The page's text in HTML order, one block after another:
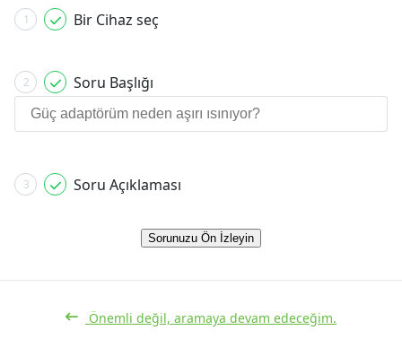
1 Bir Cihaz seç
2 Soru Başlığı
3 Soru Açıklaması
Sorunuzu Ön İzleyin
Önemli değil, aramaya devam edeceğim.